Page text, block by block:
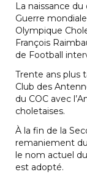
La naissance
Guerre
Olympique
François
de Football
Trente ans plus
Club des
du COC avec
choletaises.
À la fin de la
remaniement
le nom actuel
est adopté.